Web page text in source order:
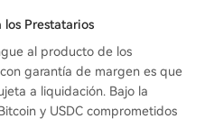
Prestatarios
al producto de los
garantía de margen es que
a liquidación. Bajo la
y USDC comprometidos